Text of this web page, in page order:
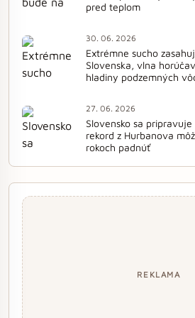
pred teplom
30. 06. 2026
Extrémne sucho
Slovenska, vlna
hladiny podzemných
27. 06. 2026
Slovensko sa
rekord z Hurbanova
rokoch padnúť
REKLAMA